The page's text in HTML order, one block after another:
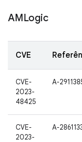
AMLogic
CVE
CVE-
2023-
48425
A-
CVE-
2023-
A-